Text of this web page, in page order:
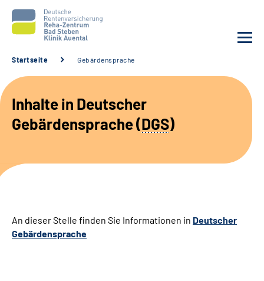
Unsere Klinik
Unsere Angebote
Suche
Startseite Gebärdensprache
Inhalte in Deutscher
Gebärdensprache (DGS)
An dieser Stelle finden Sie Informationen in Deutscher
Gebärdensprache